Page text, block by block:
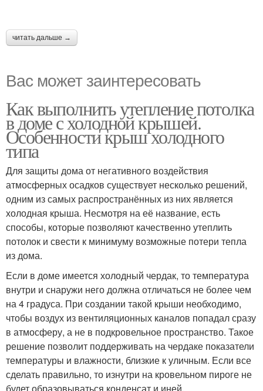
читать дальше →
Вас может заинтересовать
Как выполнить утепление потолка
в доме с холодной крышей.
Особенности крыш холодного
типа
Для защиты дома от негативного воздействия
атмосферных осадков существует несколько решений,
одним из самых распространённых из них является
холодная крыша. Несмотря на её название, есть
способы, которые позволяют качественно утеплить
потолок и свести к минимуму возможные потери тепла
из дома.
Если в доме имеется холодный чердак, то температура
внутри и снаружи него должна отличаться не более чем
на 4 градуса. При создании такой крыши необходимо,
чтобы воздух из вентиляционных каналов попадал сразу
в атмосферу, а не в подкровельное пространство. Такое
решение позволит поддерживать на чердаке показатели
температуры и влажности, близкие к уличным. Если все
сделать правильно, то изнутри на кровельном пироге не